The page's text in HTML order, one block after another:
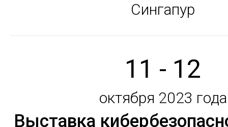
Сингапур
11 - 12
октября 2023 года
Выставка